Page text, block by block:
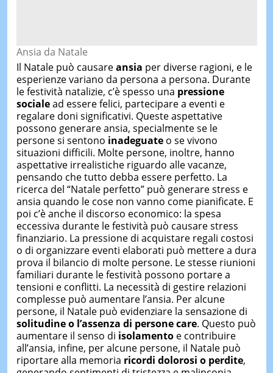
Ansia da Natale
Il Natale può causareansia per diverse ragioni, e le
esperienze variano da persona a persona. Durante
le festività natalizie, c’è spesso una pressione
socialead essere felici, partecipare a eventi e
regalare doni significativi. Queste aspettative
possono generare ansia, specialmente se le
persone si sentono inadeguateo se vivono
situazioni difficili. Molte persone, inoltre, hanno
aspettative irrealistiche riguardo alle vacanze,
pensando che tutto debba essere perfetto. La
ricerca del “Natale perfetto” può generare stress e
ansia quando le cose non vanno come pianificate. E
poi c’è anche il discorso economico: la spesa
eccessiva durante le festività può causare stress
finanziario. La pressione di acquistare regali costosi
o di organizzare eventi elaborati può mettere a dura
prova il bilancio di molte persone. Le stesse riunioni
familiari durante le festività possono portare a
tensioni e conflitti. La necessità di gestire relazioni
complesse può aumentare l’ansia. Per alcune
persone, il Natale può evidenziare la sensazione di
solitudine o l’assenza di persone care. Questo può
aumentare il senso di isolamentoe contribuire
all’ansia, infine, per alcune persone, il Natale può
riportare alla memoria ricordi dolorosi o perdite,